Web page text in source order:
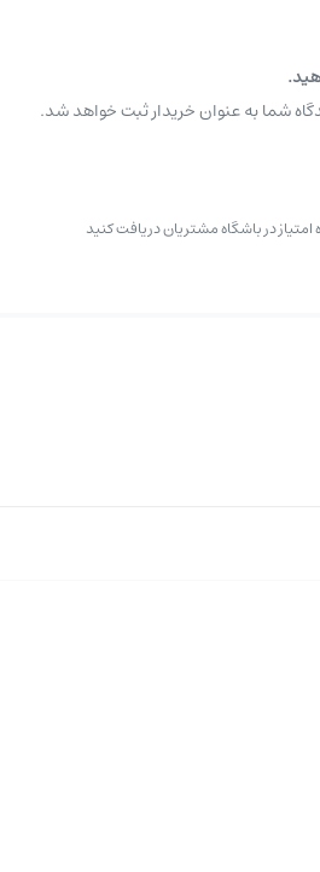
شما به عنوان خریدار ثبت خواهد شد.
در باشگاه مشتریان دریافت کنید